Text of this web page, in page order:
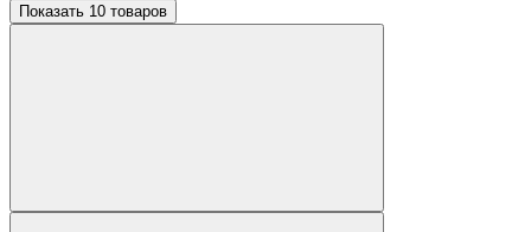
Показать 10 товаров